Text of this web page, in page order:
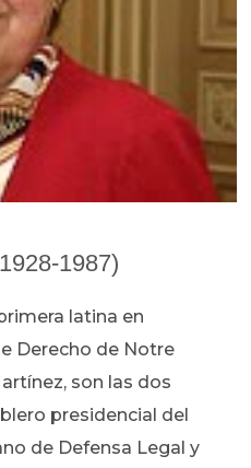
1987)
latina en
Derecho de Notre
son las dos
presidencial del
de Defensa Legal y